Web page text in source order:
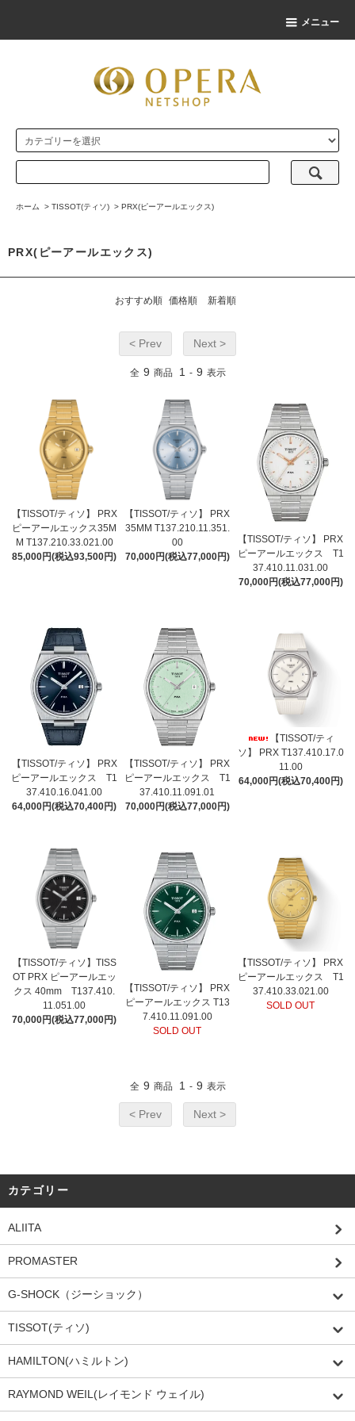
メニュー
ホーム > TISSOT(ティソ) > PRX(ピーアールエックス)
PRX(ピーアールエックス)
おすすめ順 価格順 新着順
< Prev Next >
全 9 商品 1 - 9 表示
【TISSOT/ティソ】 PRX
ピーアールエックス35M
M T137.210.33.021.00
85,000円(税込93,500円)
【TISSOT/ティソ】 PRX
35MM T137.210.11.351.
00
70,000円(税込77,000円)
【TISSOT/ティソ】 PRX
ピーアールエックス T1
37.410.11.031.00
70,000円(税込77,000円)
【TISSOT/ティソ】 PRX
ピーアールエックス T1
37.410.16.041.00
64,000円(税込70,400円)
【TISSOT/ティソ】 PRX
ピーアールエックス T1
37.410.11.091.01
70,000円(税込77,000円)
【TISSOT/ティ
ソ】 PRX T137.410.17.0
11.00
64,000円(税込70,400円)
【TISSOT/ティソ】TISS
OT PRX ピーアールエッ
クス 40mm T137.410.
11.051.00
70,000円(税込77,000円)
【TISSOT/ティソ】 PRX
ピーアールエックス T13
7.410.11.091.00
SOLD OUT
【TISSOT/ティソ】 PRX
ピーアールエックス T1
37.410.33.021.00
SOLD OUT
全 9 商品 1 - 9 表示
< Prev Next >
カテゴリー
ALIITA
PROMASTER
G-SHOCK（ジーショック）
TISSOT(ティソ)
HAMILTON(ハミルトン)
RAYMOND WEIL(レイモンド ウェイル)